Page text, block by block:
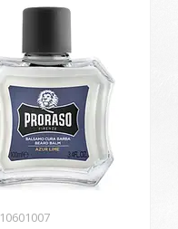
10601007